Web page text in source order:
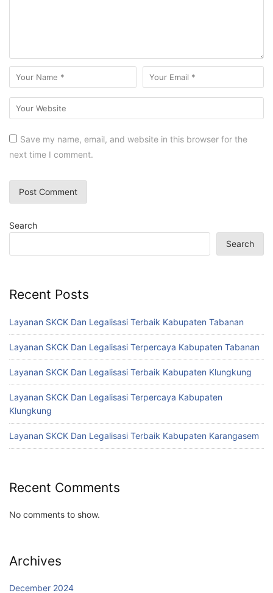
Save my name, email, and website in this browser for the
next time I comment.
Search
Search
Recent Posts
Layanan SKCK Dan Legalisasi Terbaik Kabupaten Tabanan
Layanan SKCK Dan Legalisasi Terpercaya Kabupaten Tabanan
Layanan SKCK Dan Legalisasi Terbaik Kabupaten Klungkung
Layanan SKCK Dan Legalisasi Terpercaya Kabupaten
Klungkung
Layanan SKCK Dan Legalisasi Terbaik Kabupaten Karangasem
Recent Comments
No comments to show.
Archives
December 2024